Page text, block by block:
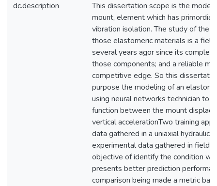
dc.description
This dissertation scope is the
mount, element which has
vibration isolation. The study of the
those elastomeric materials is a
several years agor since its
those components; and a reliable
competitive edge. So this
purpose the modeling of an
using neural networks technician to
function between the mount
vertical accelerationTwo training
data gathered in a uniaxial hydraulic
experimental data gathered in field
objective of identify the condition
presents better prediction
comparison being made a metric